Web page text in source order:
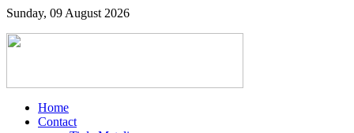
Sunday, 09 August 2026
Home
Contact